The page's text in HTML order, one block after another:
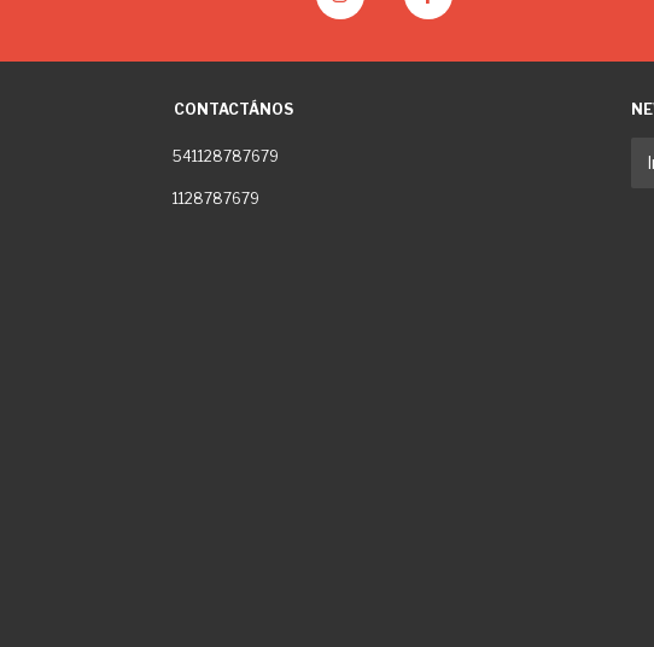
CONTACTÁNOS
541128787679
1128787679